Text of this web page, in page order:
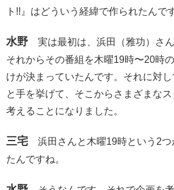
ト!!』はどういう経緯で作られたんで
水野 実は最初は、浜田（雅功）さん
それからその番組を木曜19時〜20時
けが決まっていたんです。それに対し
と手を挙げて、そこからさまざまな
考えることになりました。
三宅 浜田さんと木曜19時という2つ
たんですね。